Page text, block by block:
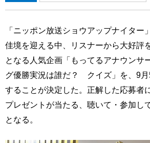
「ニッポン放送ショウアップナイター
佳境を迎える中、リスナーから大好評
となる人気企画「もってるアナウン
グ優勝実況は誰だ？ クイズ」を、9
することが決定した。正解した応募者
プレゼントが当たる、聴いて・参加し
となる。